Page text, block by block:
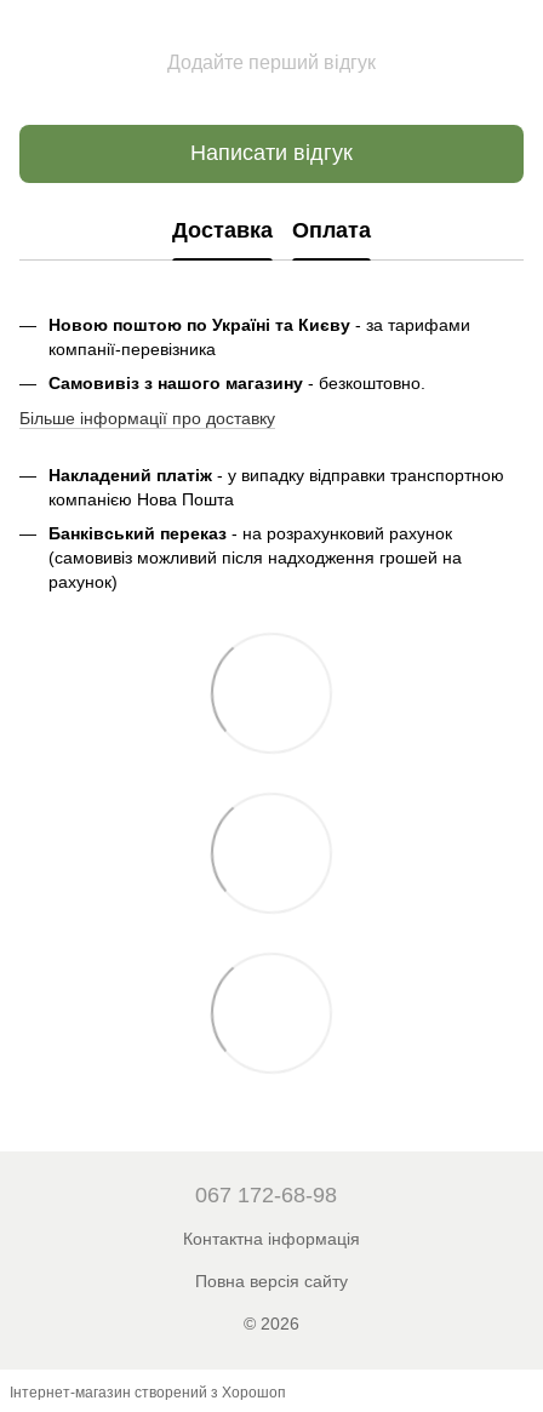
Додайте перший відгук
Написати відгук
Доставка Оплата
Новою поштою по Україні та Києву - за тарифами
компанії-перевізника
Самовивіз з нашого магазину - безкоштовно.
Більше інформації про доставку
Накладений платіж - у випадку відправки транспортною
компанією Нова Пошта
Банківський переказ - на розрахунковий рахунок
(самовивіз можливий після надходження грошей на
рахунок)
067 172-68-98
Контактна інформація
Повна версія сайту
© 2026
Інтернет-магазин створений з Хорошоп